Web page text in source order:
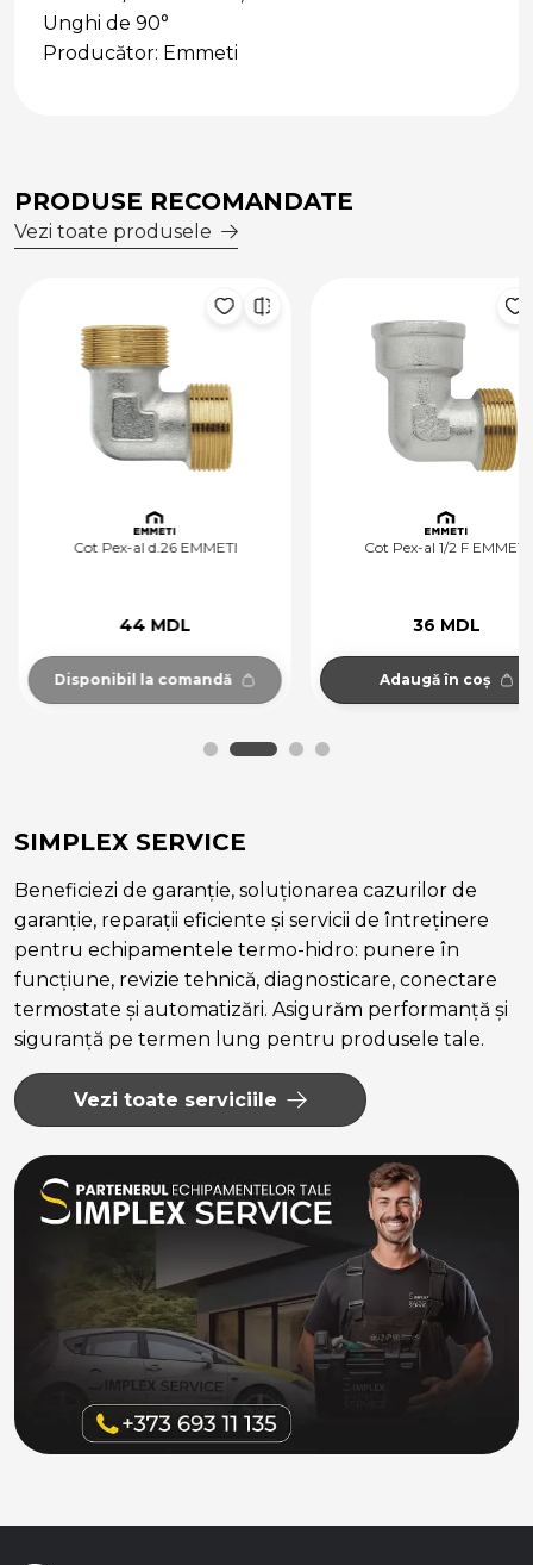
Unghi de 90°
Producător: Emmeti
PRODUSE RECOMANDATE
Vezi toate produsele
Cot Pex-al d.26 EMMETI
44 MDL
Disponibil la comandă
Cot Pex-al 1/2 F EMMETI
36 MDL
Adaugă în coș
SIMPLEX SERVICE
Beneficiezi de garanție, soluționarea cazurilor de
garanție, reparații eficiente și servicii de întreținere
pentru echipamentele termo-hidro: punere în
funcțiune, revizie tehnică, diagnosticare, conectare
termostate și automatizări. Asigurăm performanță și
siguranță pe termen lung pentru produsele tale.
Vezi toate serviciile